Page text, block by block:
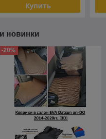
Купить
новинки
-20%